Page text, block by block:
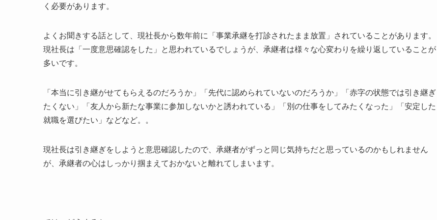
く必要があります。
よくお聞きする話として、現社長から数年前に「事業承継を打診されたまま放置」されていることがあります。
現社長は「一度意思確認をした」と思われているでしょうが、承継者は様々な心変わりを繰り返していることが
多いです。
「本当に引き継がせてもらえるのだろうか」「先代に認められていないのだろうか」「赤字の状態では引き継ぎ
たくない」「友人から新たな事業に参加しないかと誘われている」「別の仕事をしてみたくなった」「安定した
就職を選びたい」などなど。。
現社長は引き継ぎをしようと意思確認したので、承継者がずっと同じ気持ちだと思っているのかもしれません
が、承継者の心はしっかり掴まえておかないと離れてしまいます。